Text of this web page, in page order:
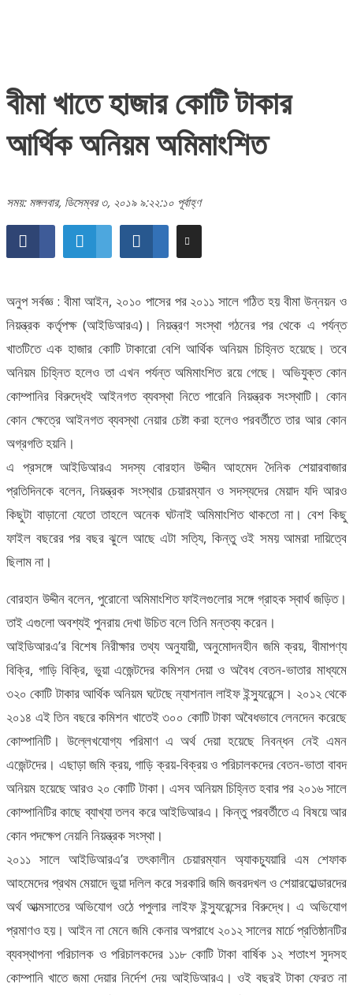
বীমা খাতে হাজার কোটি টাকার
আর্থিক অনিয়ম অমিমাংশিত
সময়: মঙ্গলবার, ডিসেম্বর ৩, ২০১৯ ৯:২২:১০ পূর্বাহ্ণ
অনুপ সর্বজ্ঞ : বীমা আইন, ২০১০ পাসের পর ২০১১ সালে গঠিত হয় বীমা উন্নয়ন ও
নিয়ন্ত্রক কর্তৃপক্ষ (আইডিআরএ)। নিয়ন্ত্রণ সংস্থা গঠনের পর থেকে এ পর্যন্ত
খাতটিতে এক হাজার কোটি টাকারো বেশি আর্থিক অনিয়ম চিহ্নিত হয়েছে। তবে
অনিয়ম চিহ্নিত হলেও তা এখন পর্যন্ত অমিমাংশিত রয়ে গেছে। অভিযুক্ত কোন
কোম্পানির বিরুদ্ধেই আইনগত ব্যবস্থা নিতে পারেনি নিয়ন্ত্রক সংস্থাটি। কোন
কোন ক্ষেত্রে আইনগত ব্যবস্থা নেয়ার চেষ্টা করা হলেও পরবর্তীতে তার আর কোন
অগ্রগতি হয়নি।
এ প্রসঙ্গে আইডিআরএ সদস্য বোরহান উদ্দীন আহমেদ দৈনিক শেয়ারবাজার
প্রতিদিনকে বলেন, নিয়ন্ত্রক সংস্থার চেয়ারম্যান ও সদস্যদের মেয়াদ যদি আরও
কিছুটা বাড়ানো যেতো তাহলে অনেক ঘটনাই অমিমাংশিত থাকতো না। বেশ কিছু
ফাইল বছরের পর বছর ঝুলে আছে এটা সত্যি, কিন্তু ওই সময় আমরা দায়িত্বে
ছিলাম না।
বোরহান উদ্দীন বলেন, পুরোনো অমিমাংশিত ফাইলগুলোর সঙ্গে গ্রাহক স্বার্থ জড়িত।
তাই এগুলো অবশ্যই পুনরায় দেখা উচিত বলে তিনি মন্তব্য করেন।
আইডিআরএ’র বিশেষ নিরীক্ষার তথ্য অনুযায়ী, অনুমোদনহীন জমি ক্রয়, বীমাপণ্য
বিক্রি, গাড়ি বিক্রি, ভুয়া এজেন্টদের কমিশন দেয়া ও অবৈধ বেতন-ভাতার মাধ্যমে
৩২০ কোটি টাকার আর্থিক অনিয়ম ঘটেছে ন্যাশনাল লাইফ ইন্স্যুরেন্সে। ২০১২ থেকে
২০১৪ এই তিন বছরে কমিশন খাতেই ৩০০ কোটি টাকা অবৈধভাবে লেনদেন করেছে
কোম্পানিটি। উল্লেখযোগ্য পরিমাণ এ অর্থ দেয়া হয়েছে নিবন্ধন নেই এমন
এজেন্টদের। এছাড়া জমি ক্রয়, গাড়ি ক্রয়-বিক্রয় ও পরিচালকদের বেতন-ভাতা বাবদ
অনিয়ম হয়েছে আরও ২০ কোটি টাকা। এসব অনিয়ম চিহ্নিত হবার পর ২০১৬ সালে
কোম্পানিটির কাছে ব্যাখ্যা তলব করে আইডিআরএ। কিন্তু পরবর্তীতে এ বিষয়ে আর
কোন পদক্ষেপ নেয়নি নিয়ন্ত্রক সংস্থা।
২০১১ সালে আইডিআরএ’র তৎকালীন চেয়ারম্যান অ্যাকচ্যুয়ারি এম শেফাক
আহমেদের প্রথম মেয়াদে ভুয়া দলিল করে সরকারি জমি জবরদখল ও শেয়ারহোল্ডারদের
অর্থ আত্মসাতের অভিযোগ ওঠে পপুলার লাইফ ইন্স্যুরেন্সের বিরুদ্ধে। এ অভিযোগ
প্রমাণও হয়। আইন না মেনে জমি কেনার অপরাধে ২০১২ সালের মার্চে প্রতিষ্ঠানটির
ব্যবস্থাপনা পরিচালক ও পরিচালকদের ১১৮ কোটি টাকা বার্ষিক ১২ শতাংশ সুদসহ
কোম্পানি খাতে জমা দেয়ার নির্দেশ দেয় আইডিআরএ। ওই বছরই টাকা ফেরত না